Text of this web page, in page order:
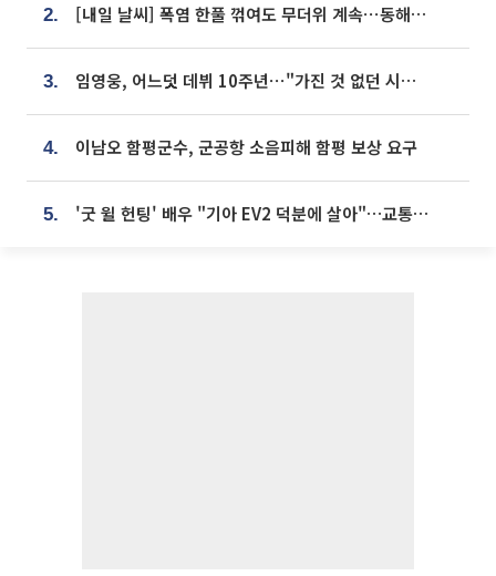
2. [내일 날씨] 폭염 한풀 꺾여도 무더위 계속⋯동해안 이틀 연속 비
3. 임영웅, 어느덧 데뷔 10주년⋯"가진 것 없던 시절, 내 앞엔 20명의 팬뿐"
4. 이남오 함평군수, 군공항 소음피해 함평 보상 요구
5. '굿 윌 헌팅' 배우 "기아 EV2 덕분에 살아"…교통사고 후 안전성 극찬